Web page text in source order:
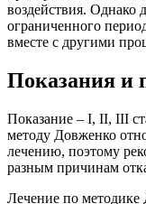
воздействия. Однако
ограниченного
вместе с другими
Показания и
Показание – I, II, III
методу Довженко
лечению, поэтому
разным причинам
Лечение по методике